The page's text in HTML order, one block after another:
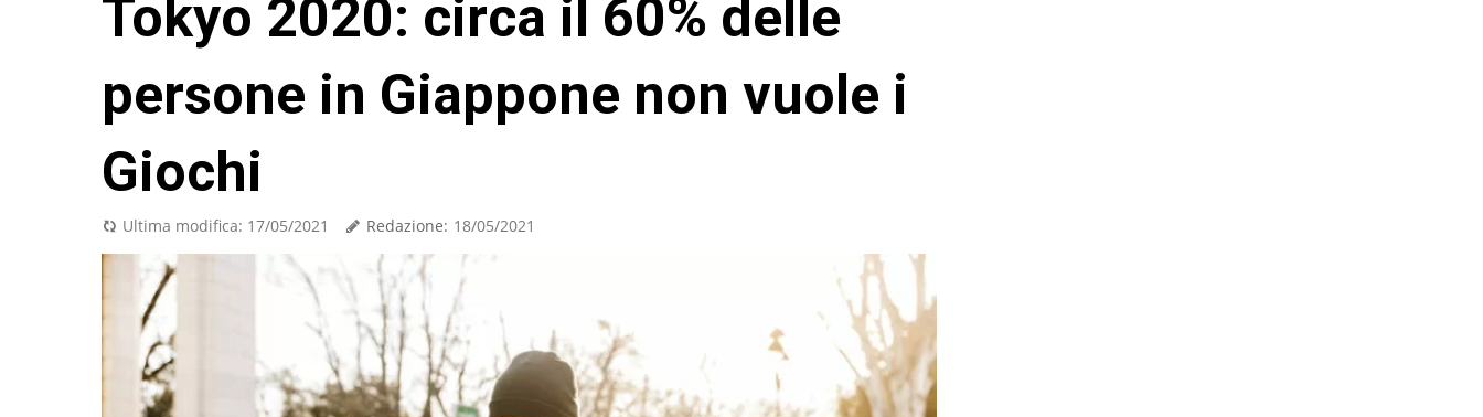
Tokyo 2020: circa il 60% delle
persone in Giappone non vuole i
Giochi
Ultima modifica: 17/05/2021 Redazione: 18/05/2021